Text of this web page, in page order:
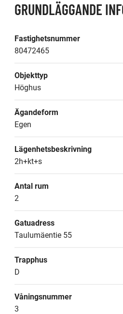
GRUNDLÄGGANDE
Fastighetsnummer
80472465
Objekttyp
Höghus
Ägandeform
Egen
Lägenhetsbeskrivning
2h+kt+s
Antal rum
2
Gatuadress
Taulumäentie 55
Trapphus
D
Våningsnummer
3